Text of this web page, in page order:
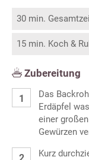
30 min.
15 min. Koch &
Zubereitung
Das
Erdäpfel
einer
Gewürzen
Kurz